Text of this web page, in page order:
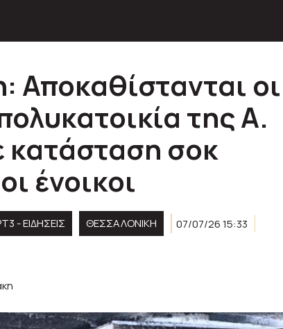
Αποκαθίστανται οι
της Α.
κατάσταση σοκ
ένοικοι
- ΕΙΔΉΣΕΙΣ ΘΕΣΣΑΛΟΝΙΚΗ
07/07/26 15:33